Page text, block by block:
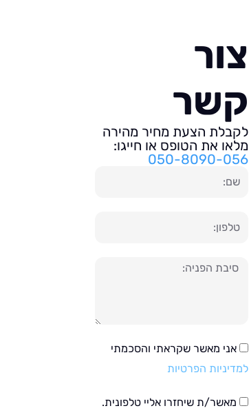
צור
קשר
לקבלת הצעת מחיר מהירה
מלאו את הטופס או חייגו:
050-8090-056
טלפון
הודעה
אני מאשר שקראתי והסכמתי
למדיניות הפרטיות
מאשר/ת שיחזרו אליי טלפונית.